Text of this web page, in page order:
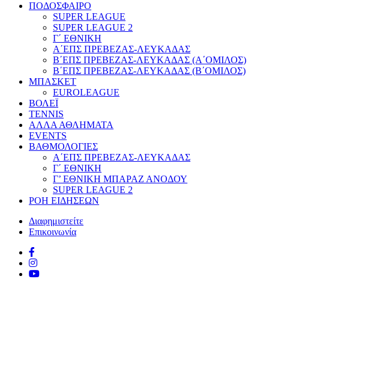
ΠΟΔΟΣΦΑΙΡΟ
SUPER LEAGUE
SUPER LEAGUE 2
Γ΄ ΕΘΝΙΚΗ
Α΄ΕΠΣ ΠΡΕΒΕΖΑΣ-ΛΕΥΚΑΔΑΣ
Β΄ΕΠΣ ΠΡΕΒΕΖΑΣ-ΛΕΥΚΑΔΑΣ (Α΄ΟΜΙΛΟΣ)
Β΄ΕΠΣ ΠΡΕΒΕΖΑΣ-ΛΕΥΚΑΔΑΣ (Β΄ΟΜΙΛΟΣ)
ΜΠΑΣΚΕΤ
EUROLEAGUE
ΒΟΛΕΪ
TENNIS
ΑΛΛΑ ΑΘΛΗΜΑΤΑ
EVENTS
ΒΑΘΜΟΛΟΓΙΕΣ
Α΄ΕΠΣ ΠΡΕΒΕΖΑΣ-ΛΕΥΚΑΔΑΣ
Γ΄ ΕΘΝΙΚΗ
Γ’ ΕΘΝΙΚΗ ΜΠΑΡΑΖ ΑΝΟΔΟΥ
SUPER LEAGUE 2
ΡΟΗ ΕΙΔΗΣΕΩΝ
Διαφημιστείτε
Επικοινωνία